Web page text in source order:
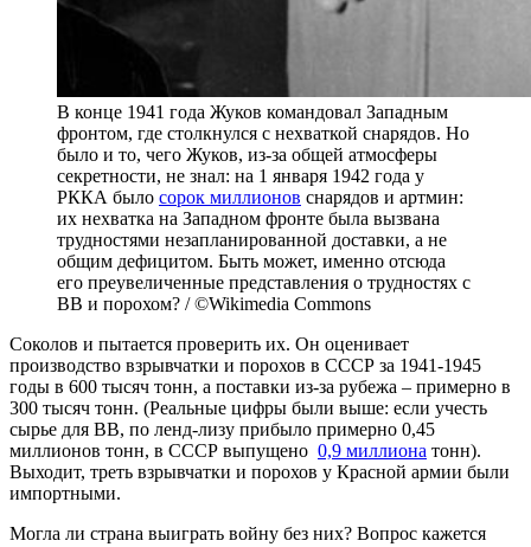
В конце 1941 года Жуков командовал Западным
фронтом, где столкнулся с нехваткой снарядов. Но
было и то, чего Жуков, из-за общей атмосферы
секретности, не знал: на 1 января 1942 года у
РККА было сорок миллионов снарядов и артмин:
их нехватка на Западном фронте была вызвана
трудностями незапланированной доставки, а не
общим дефицитом. Быть может, именно отсюда
его преувеличенные представления о трудностях с
ВВ и порохом? / ©Wikimedia Commons
Соколов и пытается проверить их. Он оценивает
производство взрывчатки и порохов в СССР за 1941-1945
годы в 600 тысяч тонн, а поставки из-за рубежа – примерно в
300 тысяч тонн. (Реальные цифры были выше: если учесть
сырье для ВВ, по ленд-лизу прибыло примерно 0,45
миллионов тонн, в СССР выпущено 0,9 миллиона тонн).
Выходит, треть взрывчатки и порохов у Красной армии были
импортными.
Могла ли страна выиграть войну без них? Вопрос кажется